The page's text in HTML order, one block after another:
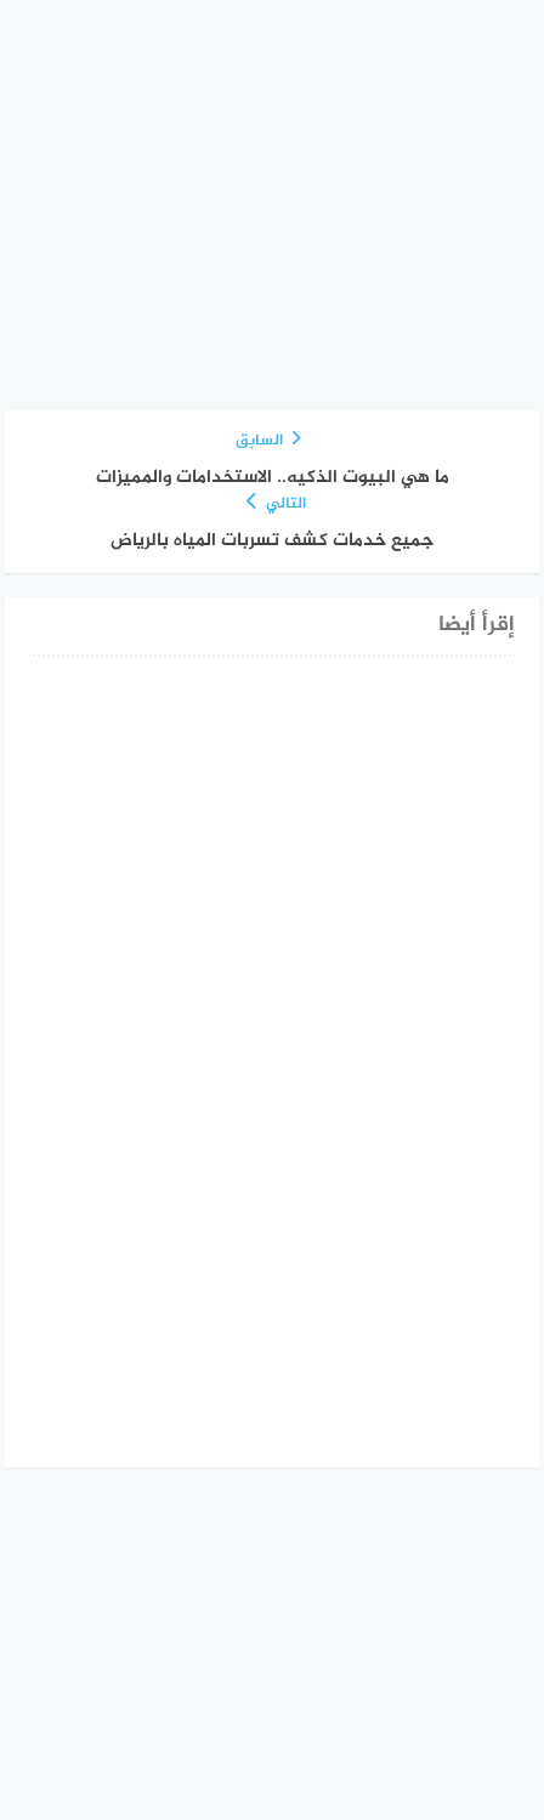
السابق
ما هي البيوت الذكيه.. الاستخدامات والمميزات
التالي
جميع خدمات كشف تسربات المياه بالرياض
إقرأ أيضا